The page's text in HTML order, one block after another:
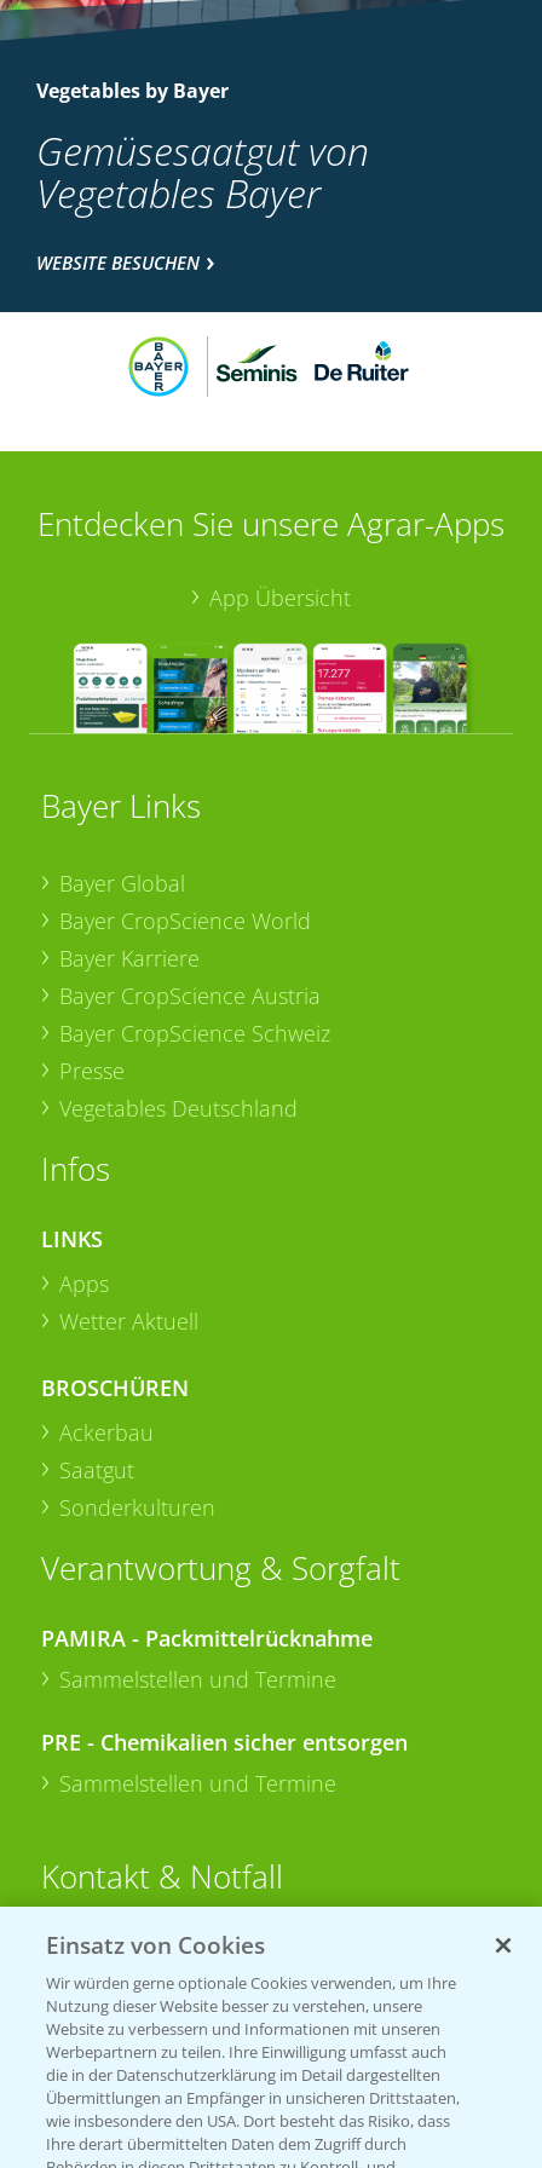
Vegetables by Bayer
Gemüsesaatgut von
Vegetables Bayer
WEBSITE BESUCHEN
Entdecken Sie unsere Agrar-Apps
App Übersicht
Bayer Links
Bayer Global
Bayer CropScience World
Bayer Karriere
Bayer CropScience Austria
Bayer CropScience Schweiz
Presse
Vegetables Deutschland
Infos
LINKS
Apps
Wetter Aktuell
BROSCHÜREN
Ackerbau
Saatgut
Sonderkulturen
Verantwortung & Sorgfalt
PAMIRA - Packmittelrücknahme
Sammelstellen und Termine
PRE - Chemikalien sicher entsorgen
Sammelstellen und Termine
Kontakt & Notfall
Beratung auf WhatsApp
T.+49 (0)174 346 564 1
KONTAKT
Hilfe in Notfällen
T.+49 (0)214/30-20220
Einsatz von Cookies
Wir würden gerne optionale Cookies verwenden, um Ihre
Nutzung dieser Website besser zu verstehen, unsere
Website zu verbessern und Informationen mit unseren
Werbepartnern zu teilen. Ihre Einwilligung umfasst auch
die in der Datenschutzerklärung im Detail dargestellten
Übermittlungen an Empfänger in unsicheren Drittstaaten,
wie insbesondere den USA. Dort besteht das Risiko, dass
Ihre derart übermittelten Daten dem Zugriff durch